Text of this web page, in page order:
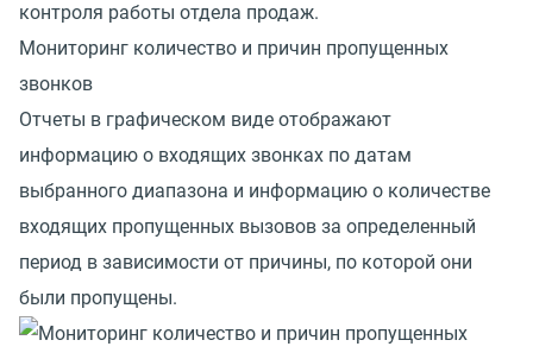
контроля работы отдела продаж.
Мониторинг количество и причин пропущенных
звонков
Отчеты в графическом виде отображают
информацию о входящих звонках по датам
выбранного диапазона и информацию о количестве
входящих пропущенных вызовов за определенный
период в зависимости от причины, по которой они
были пропущены.